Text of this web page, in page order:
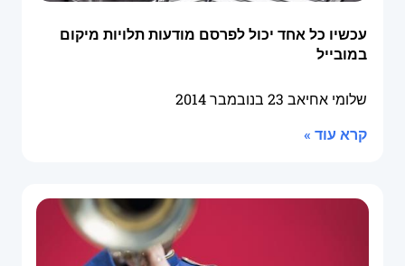
עכשיו כל אחד יכול לפרסם מודעות תלויות מיקום
במובייל
שלומי אחיאב 23 בנובמבר 2014
קרא עוד »